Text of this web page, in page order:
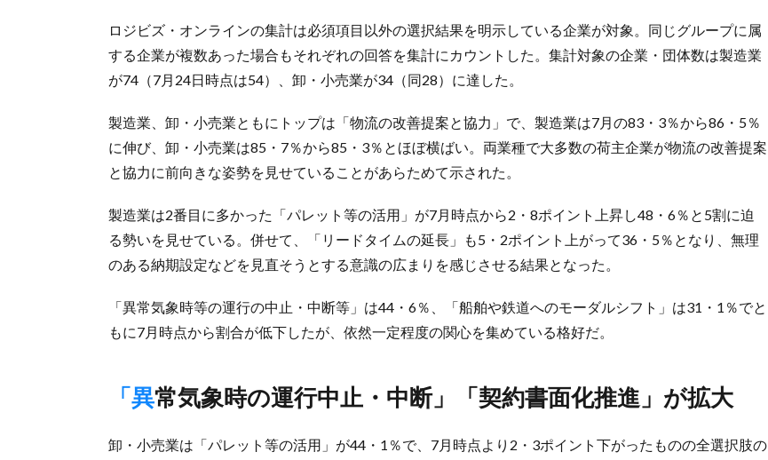
ロジビズ・オンラインの集計は必須項目以外の選択結果を明示している企業が対象。同じグループに属
する企業が複数あった場合もそれぞれの回答を集計にカウントした。集計対象の企業・団体数は製造業
が74（7月24日時点は54）、卸・小売業が34（同28）に達した。
製造業、卸・小売業ともにトップは「物流の改善提案と協力」で、製造業は7月の83・3％から86・5％
に伸び、卸・小売業は85・7％から85・3％とほぼ横ばい。両業種で大多数の荷主企業が物流の改善提案
と協力に前向きな姿勢を見せていることがあらためて示された。
製造業は2番目に多かった「パレット等の活用」が7月時点から2・8ポイント上昇し48・6％と5割に迫
る勢いを見せている。併せて、「リードタイムの延長」も5・2ポイント上がって36・5％となり、無理
のある納期設定などを見直そうとする意識の広まりを感じさせる結果となった。
「異常気象時等の運行の中止・中断等」は44・6％、「船舶や鉄道へのモーダルシフト」は31・1％でと
もに7月時点から割合が低下したが、依然一定程度の関心を集めている格好だ。
「異常気象時の運行中止・中断」「契約書面化推進」が拡大
卸・小売業は「パレット等の活用」が44・1％で、7月時点より2・3ポイント下がったものの全選択肢の